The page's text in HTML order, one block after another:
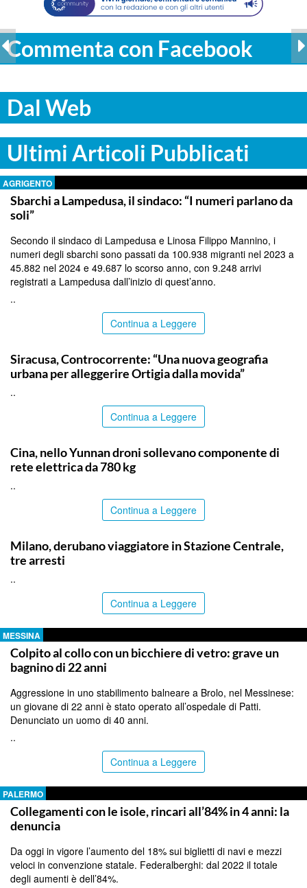
Commenta con Facebook
Dal Web
Ultimi Articoli Pubblicati
AGRIGENTO
Sbarchi a Lampedusa, il sindaco: “I numeri parlano da
soli”
Secondo il sindaco di Lampedusa e Linosa Filippo Mannino, i
numeri degli sbarchi sono passati da 100.938 migranti nel 2023 a
45.882 nel 2024 e 49.687 lo scorso anno, con 9.248 arrivi
registrati a Lampedusa dall’inizio di quest’anno.
..
Continua a Leggere
Siracusa, Controcorrente: “Una nuova geografia
urbana per alleggerire Ortigia dalla movida”
..
Continua a Leggere
Cina, nello Yunnan droni sollevano componente di
rete elettrica da 780 kg
..
Continua a Leggere
Milano, derubano viaggiatore in Stazione Centrale,
tre arresti
..
Continua a Leggere
MESSINA
Colpito al collo con un bicchiere di vetro: grave un
bagnino di 22 anni
Aggressione in uno stabilimento balneare a Brolo, nel Messinese:
un giovane di 22 anni è stato operato all’ospedale di Patti.
Denunciato un uomo di 40 anni.
..
Continua a Leggere
PALERMO
Collegamenti con le isole, rincari all’84% in 4 anni: la
denuncia
Da oggi in vigore l’aumento del 18% sui biglietti di navi e mezzi
veloci in convenzione statale. Federalberghi: dal 2022 il totale
degli aumenti è dell’84%.